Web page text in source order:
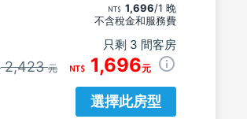
1,696/1 晚
不含稅金和服務費
只剩 3 間客房
2,423元 1,696元
選擇此房型